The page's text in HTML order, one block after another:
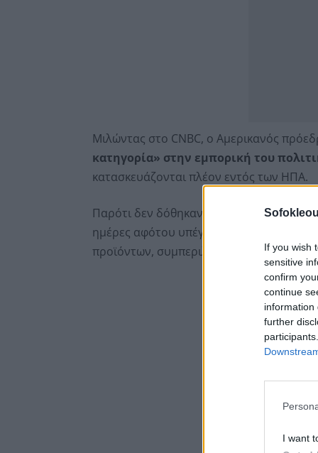
If you wish
sensitive
confirm
continue
information
further
I want
Μιλώντας στο CNBC, ο Αμερικανός
κατηγορία» στην εμπορική του
κατασκευάζονται πλέον εντός των ΗΠΑ.
Παρότι δεν δόθηκαν περαιτέρω
ημέρες αφότου υπέγραψε εκτελεστικό
προϊόντων, συμπεριλαμβανομένων και